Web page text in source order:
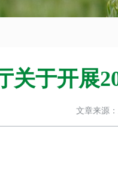
关于开展
文章来源